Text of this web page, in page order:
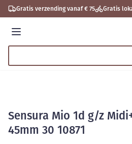
Ga naar de inhoud
Gratis verzending vanaf € 75 Gratis
Menu
Sensura Mio 1d g/z
45mm 30 10871